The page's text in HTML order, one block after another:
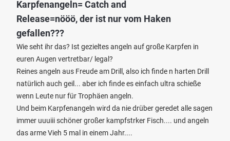
Karpfenangeln= Catch and
Release=nööö, der ist nur vom Haken
gefallen???
Wie seht ihr das? Ist gezieltes angeln auf große Karpfen in
euren Augen vertretbar/ legal?
Reines angeln aus Freude am Drill, also ich finde n harten Drill
natürlich auch geil... aber ich finde es einfach ultra schieße
wenn Leute nur für Trophäen angeln.
Und beim Karpfenangeln wird da nie drüber geredet alle sagen
immer uuuiii schöner großer kampfstrker Fisch.... und angeln
das arme Vieh 5 mal in einem Jahr....